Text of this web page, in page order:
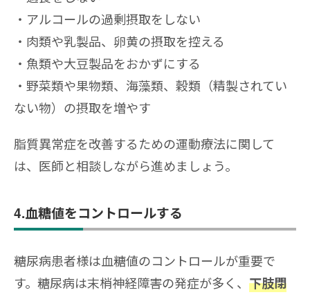
アルコールの過剰摂取をしない
肉類や乳製品、卵黄の摂取を控える
魚類や大豆製品をおかずにする
野菜類や果物類、海藻類、穀類（精製されてい
ない物）の摂取を増やす
脂質異常症を改善するための運動療法に関して
は、医師と相談しながら進めましょう。
4.血糖値をコントロールする
糖尿病患者様は血糖値のコントロールが重要で
す。糖尿病は末梢神経障害の発症が多く、 下肢閉